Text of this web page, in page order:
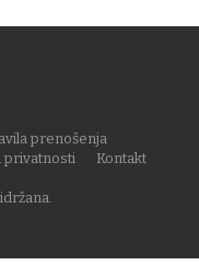
prenošenja
privatnosti
Kontakt